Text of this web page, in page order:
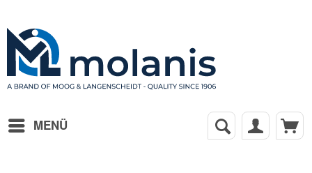
MENÜ